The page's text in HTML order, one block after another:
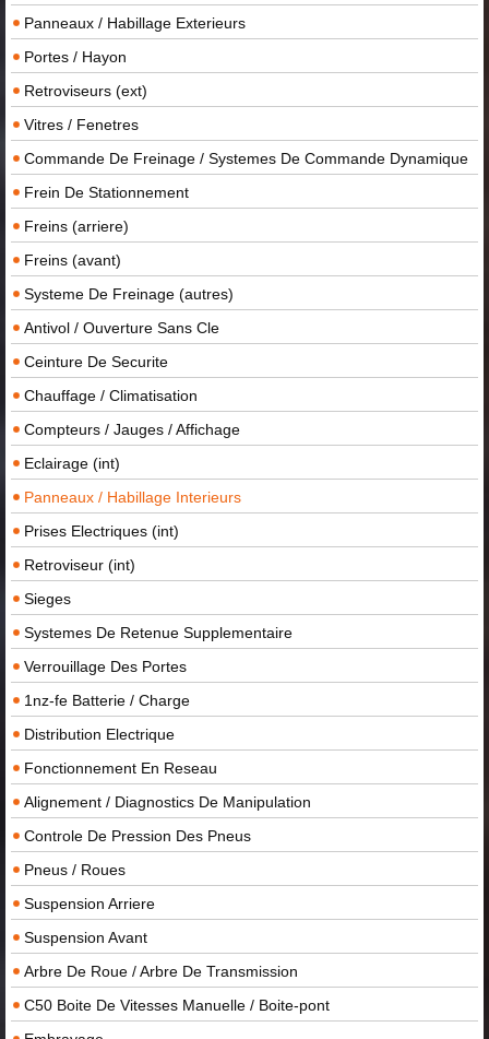
Panneaux / Habillage Exterieurs
Portes / Hayon
Retroviseurs (ext)
Vitres / Fenetres
Commande De Freinage / Systemes De Commande Dynamique
Frein De Stationnement
Freins (arriere)
Freins (avant)
Systeme De Freinage (autres)
Antivol / Ouverture Sans Cle
Ceinture De Securite
Chauffage / Climatisation
Compteurs / Jauges / Affichage
Eclairage (int)
Panneaux / Habillage Interieurs
Prises Electriques (int)
Retroviseur (int)
Sieges
Systemes De Retenue Supplementaire
Verrouillage Des Portes
1nz-fe Batterie / Charge
Distribution Electrique
Fonctionnement En Reseau
Alignement / Diagnostics De Manipulation
Controle De Pression Des Pneus
Pneus / Roues
Suspension Arriere
Suspension Avant
Arbre De Roue / Arbre De Transmission
C50 Boite De Vitesses Manuelle / Boite-pont